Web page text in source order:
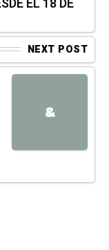
NEXT POST
&